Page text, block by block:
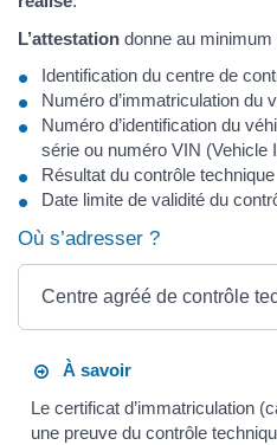
L’attestation donne au
Identification du centre de
Numéro d’immatriculation du
Numéro d’identification du
série ou numéro VIN (Vehicle
Résultat du contrôle technique
Date limite de validité du
Où s’adresser ?
Centre agréé de contrôle
À savoir
Le certificat d’immatriculation
une preuve du contrôle